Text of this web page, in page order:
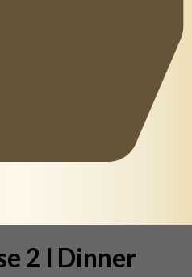
2 l Dinner